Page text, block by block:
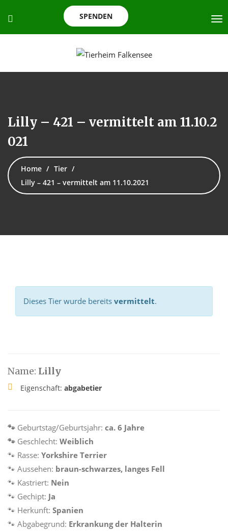
SPENDEN
Lilly – 421 – vermittelt am 11.10.2
021
Home
Tier
Lilly – 421 – vermittelt am 11.10.2021
Dieses Tier wurde bereits vermittelt.
Name: Lilly
Eigenschaft: abgabetier
🐾 Geburtstag/Geburtsjahr: ca. 6 Jahre
🐾 Geschlecht: Weiblich
🐾 Rasse: Yorkshire Terrier
🐾 Aussehen: braun-schwarzes, langes Fell
🐾 Kastriert: Nein
🐾 Gechipt: Ja
🐾 Herkunft: Spanien
🐾 Abgabegrund: Erkrankung der Halterin